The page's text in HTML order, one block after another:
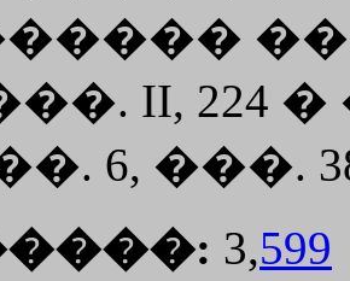
II, 224
6, ���.
3,599